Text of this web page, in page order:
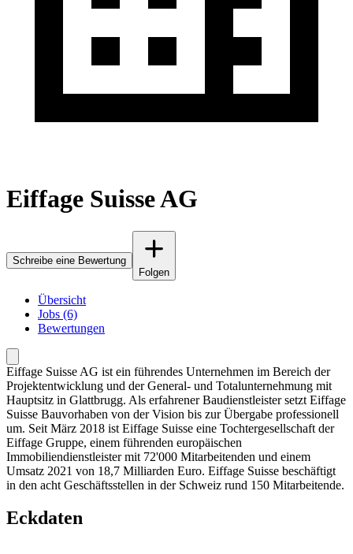
Eiffage Suisse AG
Schreibe eine Bewertung
Folgen
Übersicht
Jobs (6)
Bewertungen
Eiffage Suisse AG ist ein führendes Unternehmen im Bereich der
Projektentwicklung und der General- und Totalunternehmung mit
Hauptsitz in Glattbrugg. Als erfahrener Baudienstleister setzt Eiffage
Suisse Bauvorhaben von der Vision bis zur Übergabe professionell
um. Seit März 2018 ist Eiffage Suisse eine Tochtergesellschaft der
Eiffage Gruppe, einem führenden europäischen
Immobiliendienstleister mit 72'000 Mitarbeitenden und einem
Umsatz 2021 von 18,7 Milliarden Euro. Eiffage Suisse beschäftigt
in den acht Geschäftsstellen in der Schweiz rund 150 Mitarbeitende.
Eckdaten